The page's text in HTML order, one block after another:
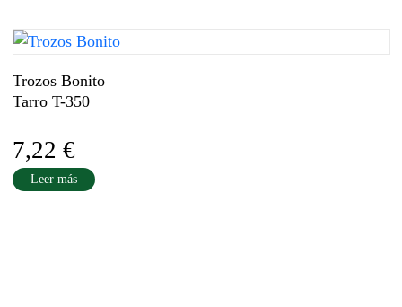
Trozos Bonito
Tarro T-350
7,22 €
Leer más